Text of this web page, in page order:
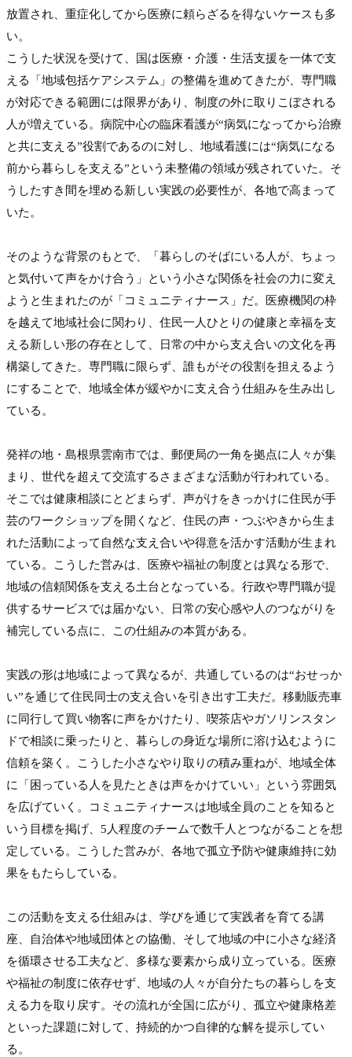
放置され、重症化してから医療に頼らざるを得ないケースも多
い。
こうした状況を受けて、国は医療・介護・生活支援を一体で支
える「地域包括ケアシステム」の整備を進めてきたが、専門職
が対応できる範囲には限界があり、制度の外に取りこぼされる
人が増えている。病院中心の臨床看護が“病気になってから治療
と共に支える”役割であるのに対し、地域看護には“病気になる
前から暮らしを支える”という未整備の領域が残されていた。そ
うしたすき間を埋める新しい実践の必要性が、各地で高まって
いた。
そのような背景のもとで、「暮らしのそばにいる人が、ちょっ
と気付いて声をかけ合う」という小さな関係を社会の力に変え
ようと生まれたのが「コミュニティナース」だ。医療機関の枠
を越えて地域社会に関わり、住民一人ひとりの健康と幸福を支
える新しい形の存在として、日常の中から支え合いの文化を再
構築してきた。専門職に限らず、誰もがその役割を担えるよう
にすることで、地域全体が緩やかに支え合う仕組みを生み出し
ている。
発祥の地・島根県雲南市では、郵便局の一角を拠点に人々が集
まり、世代を超えて交流するさまざまな活動が行われている。
そこでは健康相談にとどまらず、声がけをきっかけに住民が手
芸のワークショップを開くなど、住民の声・つぶやきから生ま
れた活動によって自然な支え合いや得意を活かす活動が生まれ
ている。こうした営みは、医療や福祉の制度とは異なる形で、
地域の信頼関係を支える土台となっている。行政や専門職が提
供するサービスでは届かない、日常の安心感や人のつながりを
補完している点に、この仕組みの本質がある。
実践の形は地域によって異なるが、共通しているのは“おせっか
い”を通じて住民同士の支え合いを引き出す工夫だ。移動販売車
に同行して買い物客に声をかけたり、喫茶店やガソリンスタン
ドで相談に乗ったりと、暮らしの身近な場所に溶け込むように
信頼を築く。こうした小さなやり取りの積み重ねが、地域全体
に「困っている人を見たときは声をかけていい」という雰囲気
を広げていく。コミュニティナースは地域全員のことを知ると
いう目標を掲げ、5人程度のチームで数千人とつながることを想
定している。こうした営みが、各地で孤立予防や健康維持に効
果をもたらしている。
この活動を支える仕組みは、学びを通じて実践者を育てる講
座、自治体や地域団体との協働、そして地域の中に小さな経済
を循環させる工夫など、多様な要素から成り立っている。医療
や福祉の制度に依存せず、地域の人々が自分たちの暮らしを支
える力を取り戻す。その流れが全国に広がり、孤立や健康格差
といった課題に対して、持続的かつ自律的な解を提示してい
る。